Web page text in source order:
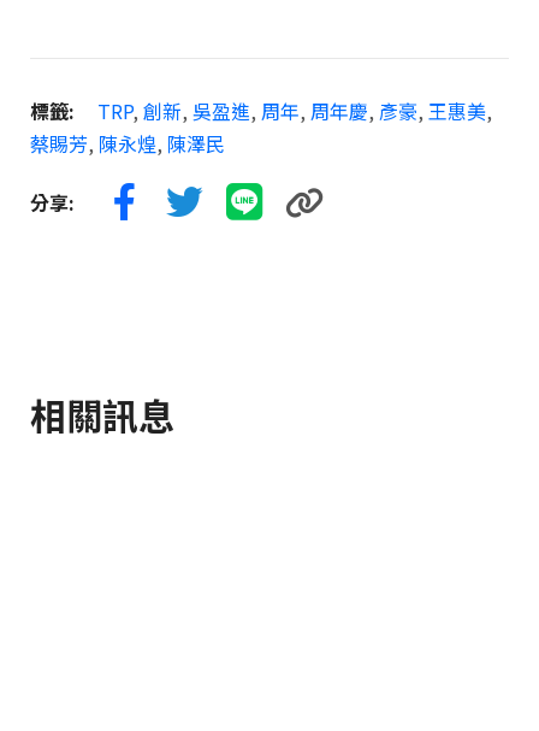
標籤: TRP, 創新, 吳盈進, 周年, 周年慶, 彥豪, 王惠美,
蔡賜芳, 陳永煌, 陳澤民
分享:
相關訊息